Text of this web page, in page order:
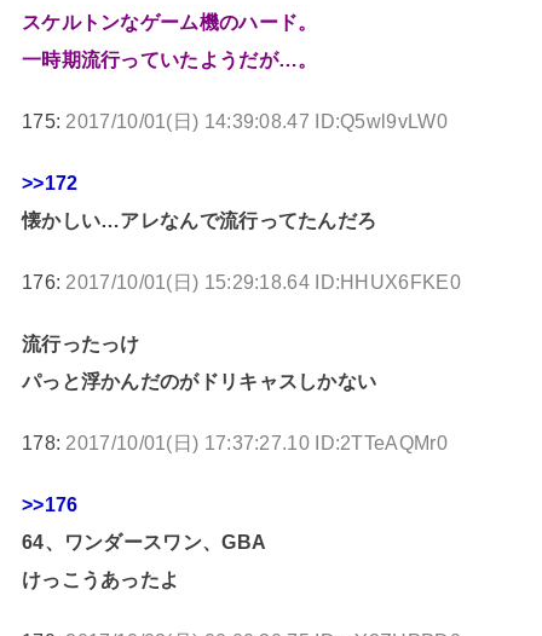
スケルトンなゲーム機のハード。
一時期流行っていたようだが…。
175: 2017/10/01(日) 14:39:08.47 ID:Q5wl9vLW0
>>172
懐かしい…アレなんで流行ってたんだろ
176: 2017/10/01(日) 15:29:18.64 ID:HHUX6FKE0
流行ったっけ
パっと浮かんだのがドリキャスしかない
178: 2017/10/01(日) 17:37:27.10 ID:2TTeAQMr0
>>176
64、ワンダースワン、GBA
けっこうあったよ